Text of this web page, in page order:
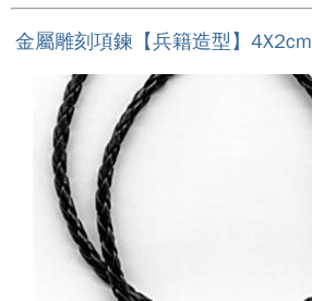
金屬雕刻項鍊【兵籍造型】4X2cm